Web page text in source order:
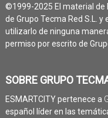
©1999-2025 El material de
de Grupo Tecma Red S.L.
utilizarlo de ninguna
permiso por escrito de
SOBRE GRUPO
ESMARTCITY pertenece a
español líder en las